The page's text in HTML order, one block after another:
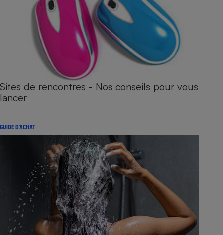
Sites de rencontres - Nos conseils pour vous
lancer
GUIDE D'ACHAT